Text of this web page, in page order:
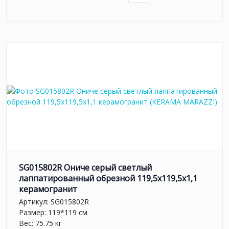
SG015802R Ониче серый светлый
лаппатированный обрезной 119,5x119,5x1,1
керамогранит
Артикул: SG015802R
Размер: 119*119 см
Вес: 75.75 кг